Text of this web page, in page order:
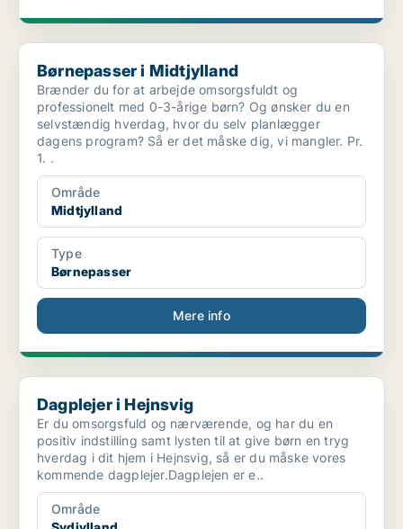
Børnepasser i Midtjylland
Børnepasser i Midtjylland
Brænder du for at arbejde omsorgsfuldt og
professionelt med 0-3-årige børn? Og ønsker du en
selvstændig hverdag, hvor du selv planlægger
dagens program? Så er det måske dig, vi mangler. Pr.
1. .
Område
Midtjylland
Type
Børnepasser
Mere info
Dagplejer i Hejnsvig
Dagplejer i Hejnsvig
Er du omsorgsfuld og nærværende, og har du en
positiv indstilling samt lysten til at give børn en tryg
hverdag i dit hjem i Hejnsvig, så er du måske vores
kommende dagplejer.Dagplejen er e..
Område